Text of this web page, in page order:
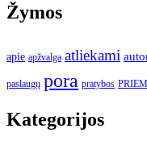
Žymos
apie apžvalga atliekami
paslaugų pora pratybos
Kategorijos